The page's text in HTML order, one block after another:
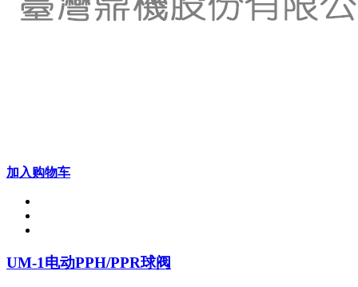
加入购物车
UM-1电动PPH/PPR球阀